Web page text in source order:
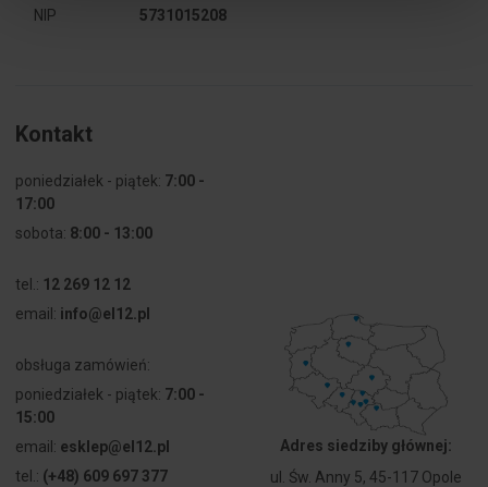
[mm]
Źródło
światła
Halogen
zestawie
dokładny
NIP 5731015208
Kontakt
poniedziałek - piątek: 7:00 -
17:00
sobota: 8:00 - 13:00
tel.: 12 269 12 12
email: info@el12.pl
obsługa zamówień:
poniedziałek - piątek: 7:00 -
15:00
email: esklep@el12.pl
tel.: (+48) 609 697 377
Adres siedziby głównej:
ul. Św. Anny 5, 45-117 Opole